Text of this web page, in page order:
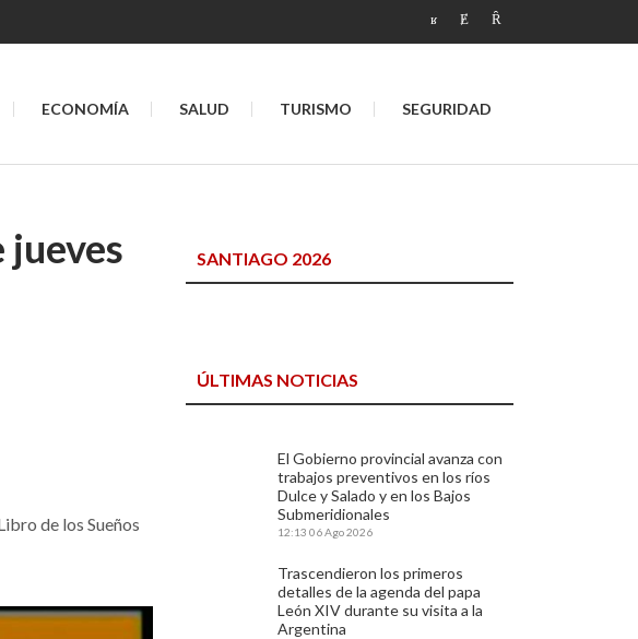
ECONOMÍA SALUD TURISMO SEGURIDAD
jueves
de los Sueños
SANTIAGO 2026
ÚLTIMAS NOTICIAS
El Gobierno provincial avanza con
trabajos preventivos en los ríos
Dulce y Salado y en los Bajos
Submeridionales
12:13 06 Ago 2026
Trascendieron los primeros
detalles de la agenda del papa
León XIV durante su visita a la
Argentina